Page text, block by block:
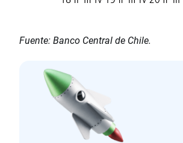
Fuente: Banco Central de Chile.